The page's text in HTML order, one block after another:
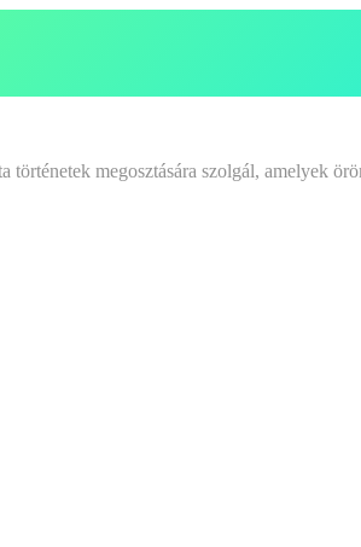
történetek megosztására szolgál, amelyek